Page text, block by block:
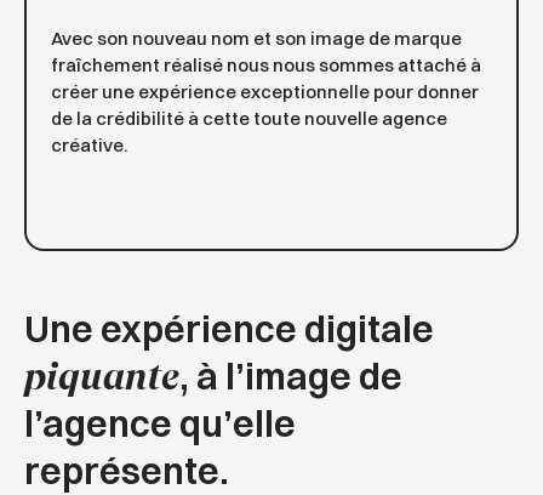
Avec son nouveau nom et son image de marque
fraîchement réalisé nous nous sommes attaché à
créer une expérience exceptionnelle pour donner
de la crédibilité à cette toute nouvelle agence
créative.
Une expérience digitale
piquante, à l’image de
l’agence qu’elle
représente.